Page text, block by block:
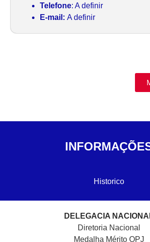
Telefone: A definir
E-mail: A definir
Historico
DELEGACIA
Diretoria Nacional
Medalha Mérito OPJ